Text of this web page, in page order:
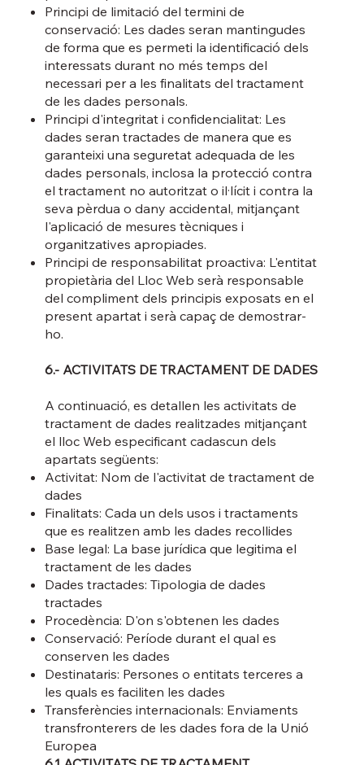
Principi de limitació del termini de
conservació: Les dades seran mantingudes
de forma que es permeti la identificació dels
interessats durant no més temps del
necessari per a les finalitats del tractament
de les dades personals.
Principi d'integritat i confidencialitat: Les
dades seran tractades de manera que es
garanteixi una seguretat adequada de les
dades personals, inclosa la protecció contra
el tractament no autoritzat o il·lícit i contra la
seva pèrdua o dany accidental, mitjançant
l'aplicació de mesures tècniques i
organitzatives apropiades.
Principi de responsabilitat proactiva: L'entitat
propietària del Lloc Web serà responsable
del compliment dels principis exposats en el
present apartat i serà capaç de demostrar-
ho.
6.- ACTIVITATS DE TRACTAMENT DE DADES
A continuació, es detallen les activitats de
tractament de dades realitzades mitjançant
el lloc Web especificant cadascun dels
apartats següents:
Activitat: Nom de l'activitat de tractament de
dades
Finalitats: Cada un dels usos i tractaments
que es realitzen amb les dades recollides
Base legal: La base jurídica que legitima el
tractament de les dades
Dades tractades: Tipologia de dades
tractades
Procedència: D'on s'obtenen les dades
Conservació: Període durant el qual es
conserven les dades
Destinataris: Persones o entitats terceres a
les quals es faciliten les dades
Transferències internacionals: Enviaments
transfronterers de les dades fora de la Unió
Europea